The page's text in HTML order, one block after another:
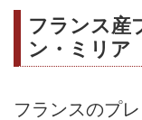
フランス産
ン・ミリア
フランスのプ